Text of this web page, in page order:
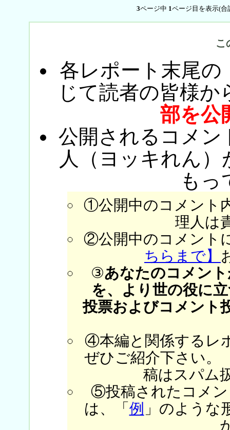
3ページ中 1ページ目を表示(合
こ
各レポート末尾の
じて読者の皆様か
部を公
公開されるコメン
人（ヨッキれん
もっ
①公開中のコメント
理人は
②公開中のコメント
ちらまで】
③あなたのコメン
を、より世の役に
投票およびコメント
④本編と関係するレ
ぜひご紹介下さい。
稿はスパム
⑤投稿されたコメン
は、「 例 」のような